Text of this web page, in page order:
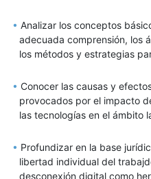
Analizar los conceptos
adecuada comprensión, los
los métodos y estrategias
Conocer las causas y
provocados por el impacto
las tecnologías en el ámbito
Profundizar en la base
libertad individual del
desconexión digital como